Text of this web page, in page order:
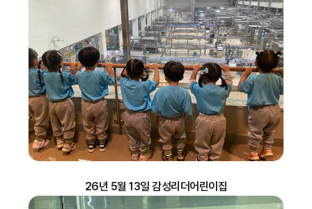
26년 5월 13일 감성리더어린이집